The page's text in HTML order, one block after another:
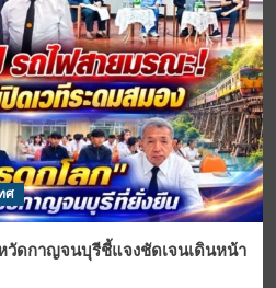
ศ
วัดกาญจนบุรีชี้แจงชัดเจนเดินหน้า